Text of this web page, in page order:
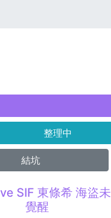
整理中
結坑
SIF 東條希 海盜未
覺醒